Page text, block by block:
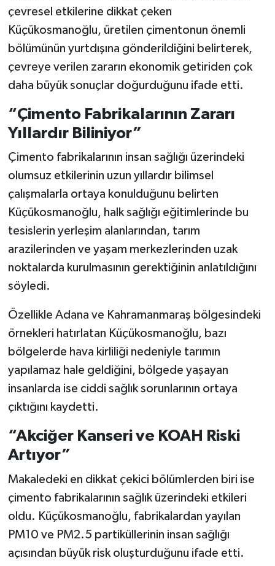
çevresel etkilerine dikkat çeken
Küçükosmanoğlu, üretilen çimentonun önemli
bölümünün yurtdışına gönderildiğini belirterek,
çevreye verilen zararın ekonomik getiriden çok
daha büyük sonuçlar doğurduğunu ifade etti.
“Çimento Fabrikalarının Zararı
Yıllardır Biliniyor”
Çimento fabrikalarının insan sağlığı üzerindeki
olumsuz etkilerinin uzun yıllardır bilimsel
çalışmalarla ortaya konulduğunu belirten
Küçükosmanoğlu, halk sağlığı eğitimlerinde bu
tesislerin yerleşim alanlarından, tarım
arazilerinden ve yaşam merkezlerinden uzak
noktalarda kurulmasının gerektiğinin anlatıldığını
söyledi.
Özellikle Adana ve Kahramanmaraş bölgesindeki
örnekleri hatırlatan Küçükosmanoğlu, bazı
bölgelerde hava kirliliği nedeniyle tarımın
yapılamaz hale geldiğini, bölgede yaşayan
insanlarda ise ciddi sağlık sorunlarının ortaya
çıktığını kaydetti.
“Akciğer Kanseri ve KOAH Riski
Artıyor”
Makaledeki en dikkat çekici bölümlerden biri ise
çimento fabrikalarının sağlık üzerindeki etkileri
oldu. Küçükosmanoğlu, fabrikalardan yayılan
PM10 ve PM2.5 partiküllerinin insan sağlığı
açısından büyük risk oluşturduğunu ifade etti.